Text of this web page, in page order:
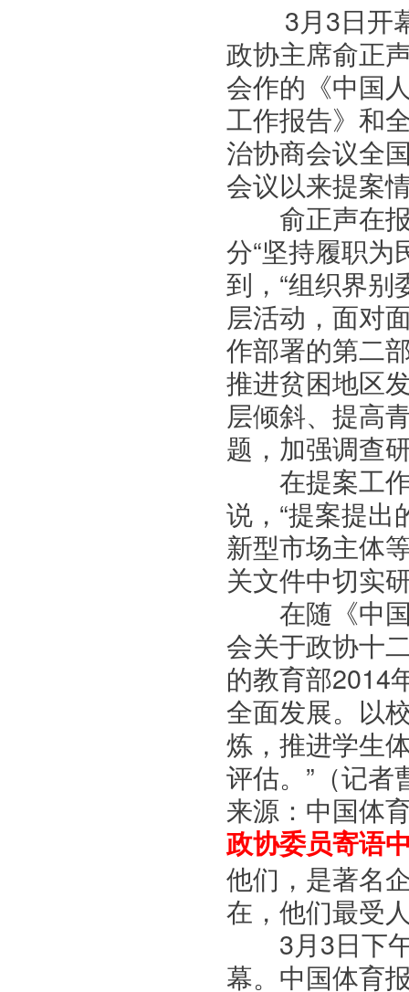
3月3日开幕
政协主席俞正
会作的《中国
工作报告》和
治协商会议全
会议以来提案
俞正声在报
分“坚持履职为
到，“组织界
层活动，面对
作部署的第二
推进贫困地区
层倾斜、提高
题，加强调查
在提案工作
说，“提案提
新型市场主体
关文件中切实
在随《中国
会关于政协十
的教育部2014
全面发展。以
炼，推进学生
评估。”（记者
来源：中国体
政协委员寄语
他们，是著名
在，他们最受
3月3日下午
幕。中国体育